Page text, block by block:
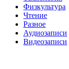
Физкультура
Чтение
Разное
Аудиозаписи
Видеозаписи